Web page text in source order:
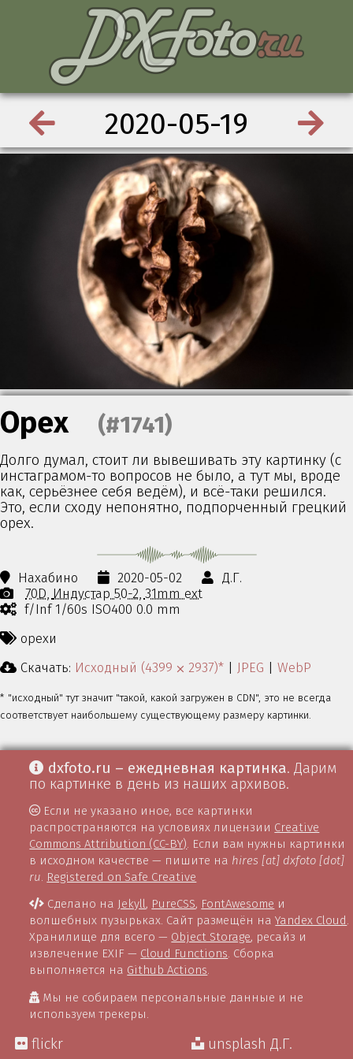
2020-05-19
Орех (#1741)
Долго думал, стоит ли вывешивать эту картинку (с
инстаграмом-то вопросов не было, а тут мы, вроде
как, серьёзнее себя ведём), и всё-таки решился.
Это, если сходу непонятно, подпорченный грецкий
орех.
Нахабино 2020-05-02
Д.Г.
70D Индустар 50-2 31mm ext
f/Inf 1/60s ISO400 0.0 mm
орехи
Скачать: Исходный (4399 ⨉ 2937)* | JPEG | WebP
* "исходный" тут значит "такой, какой загружен в CDN", это не всегда
соответствует наибольшему существующему размеру картинки.
dxfoto.ru – ежедневная картинка. Дарим
по картинке в день из наших архивов.
Если не указано иное, все картинки
распространяются на условиях лицензии Creative
Commons Attribution (CC-BY). Если вам нужны картинки
в исходном качестве — пишите на hires [at] dxfoto [dot]
ru. Registered on Safe Creative
Сделано на Jekyll, PureCSS, FontAwesome и
волшебных пузырьках. Сайт размещён наYandex Cloud .
Хранилище для всего — Object Storage, ресайз и
извлечение EXIF — Cloud Functions. Сборка
выполняется на Github Actions.
Мы не собираем персональные данные и не
используем трекеры.
flickr unsplash Д.Г.